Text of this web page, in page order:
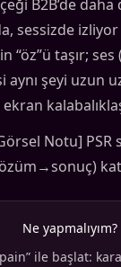
B2B’de
sessizde
“öz”ü taşır;
aynı şeyi uzun
ekran
Notu] PSR
Ne yapmalıyım?
ile başlat: